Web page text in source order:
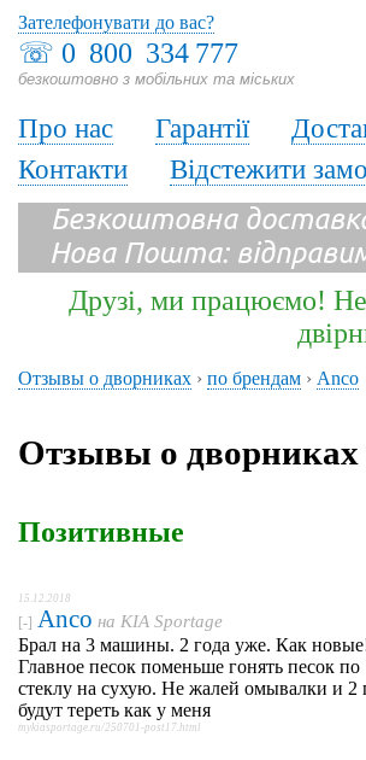
☏ 0 800 334 777
безкоштовно з мобільних та міських
Зателефонувати до вас?
Про нас Гарантії
Контакти
Відстежити
Безкоштовна
Нова Пошта:
Друзі, ми працюємо! Не
Отзывы о дворниках › по брендам › Anco
Отзывы о дворниках
Позитивные
15.12.2018
[-] Anco на KIA Sportage
Брал на 3 машины. 2 года уже. Как
Главное песок поменьше гонять песок по
стеклу на сухую. Не жалей омывалки и 2
будут тереть как у меня
mykiasportage.ru/250701-post17.html